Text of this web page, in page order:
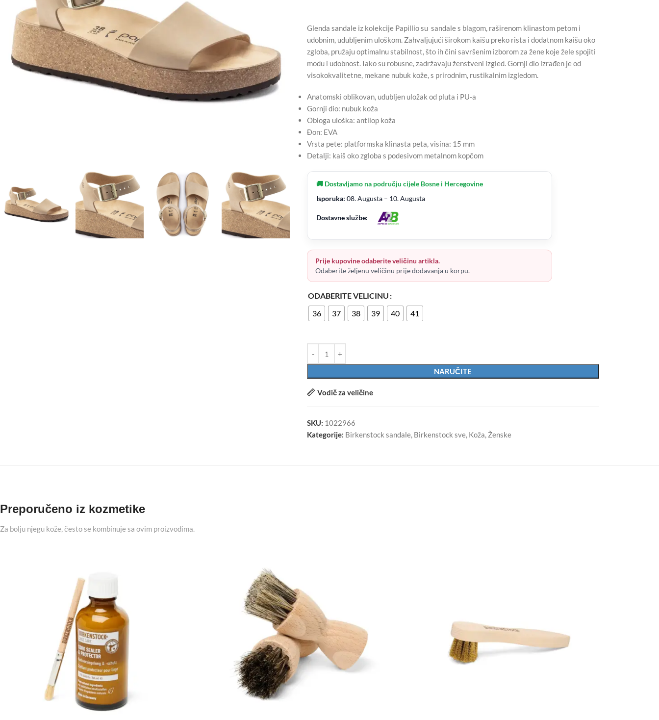
Glenda sandale iz kolekcije Papillio su sandale s blagom, raširenom klinastom petom i
udobnim, udubljenim uloškom. Zahvaljujući širokom kaišu preko rista i dodatnom kaišu oko
zgloba, pružaju optimalnu stabilnost, što ih čini savršenim izborom za žene koje žele spojiti
modu i udobnost. Iako su robusne, zadržavaju ženstveni izgled. Gornji dio izrađen je od
visokokvalitetne, mekane nubuk kože, s prirodnim, rustikalnim izgledom.
Anatomski oblikovan, udubljen uložak od pluta i PU-a
Gornji dio: nubuk koža
Obloga uloška: antilop koža
Đon: EVA
Vrsta pete: platformska klinasta peta, visina: 15 mm
Detalji: kaiš oko zgloba s podesivom metalnom kopčom
🚚 Dostavljamo na području cijele Bosne i Hercegovine
Isporuka: 08. Augusta – 10. Augusta
Dostavne službe:
Prije kupovine odaberite veličinu artikla.
Odaberite željenu veličinu prije dodavanja u korpu.
ODABERITE VELICINU
36
37 38 39 40 41
NARUČITE
Vodič za veličine
SKU: 1022966
Kategorije: Birkenstock sandale, Birkenstock sve, Koža, Ženske
Preporučeno iz kozmetike
Za bolju njegu kože, često se kombinuje sa ovim proizvodima.